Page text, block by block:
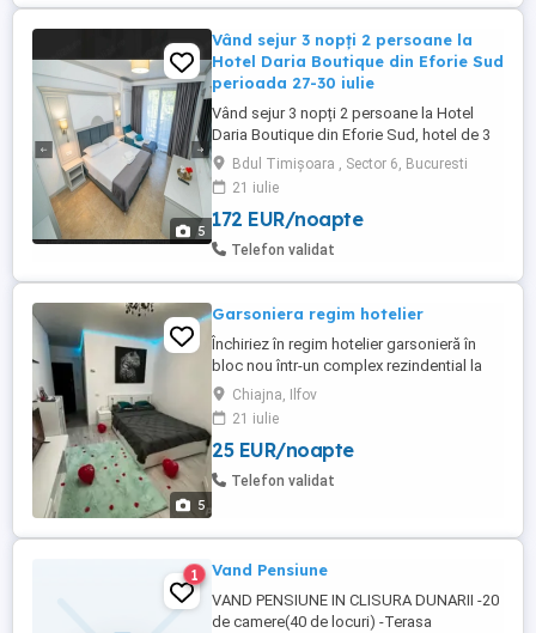
5
Vând sejur 3 nopți 2 persoane la
Hotel Daria Boutique din Eforie Sud
perioada 27-30 iulie
Vând sejur 3 nopți 2 persoane la Hotel
Daria Boutique din Eforie Sud, hotel de 3
stele in perioada 27-30 iulie.Am
achiziționat sejurul pe data de 12 iulie,dar
între timp am făcut otită externă și nu prea
este indicată apa. Hotelul se află în zona
de centru a stațiunii și se află 40 de metri
Bdul Timișoara , Sector 6, Bucuresti
21 iulie
172 EUR/noapte
Telefon validat
5
Garsoniera regim hotelier
Închiriez în regim hotelier garsonieră în
bloc nou într-un complex rezindential la
etajul 1 ce dispune de loc privat de
parcare în interiorul complexului, aer
condiționat, centrală proprie cu încălzire în
pardoseală, tv smart, balcon, mediu curat
și liniștit, stație autobuz în fața
Chiajna, Ilfov
21 iulie
25 EUR/noapte
Telefon validat
1 Vand Pensiune
VAND PENSIUNE IN CLISURA DUNARII -20
de camere(40 de locuri) -Terasa